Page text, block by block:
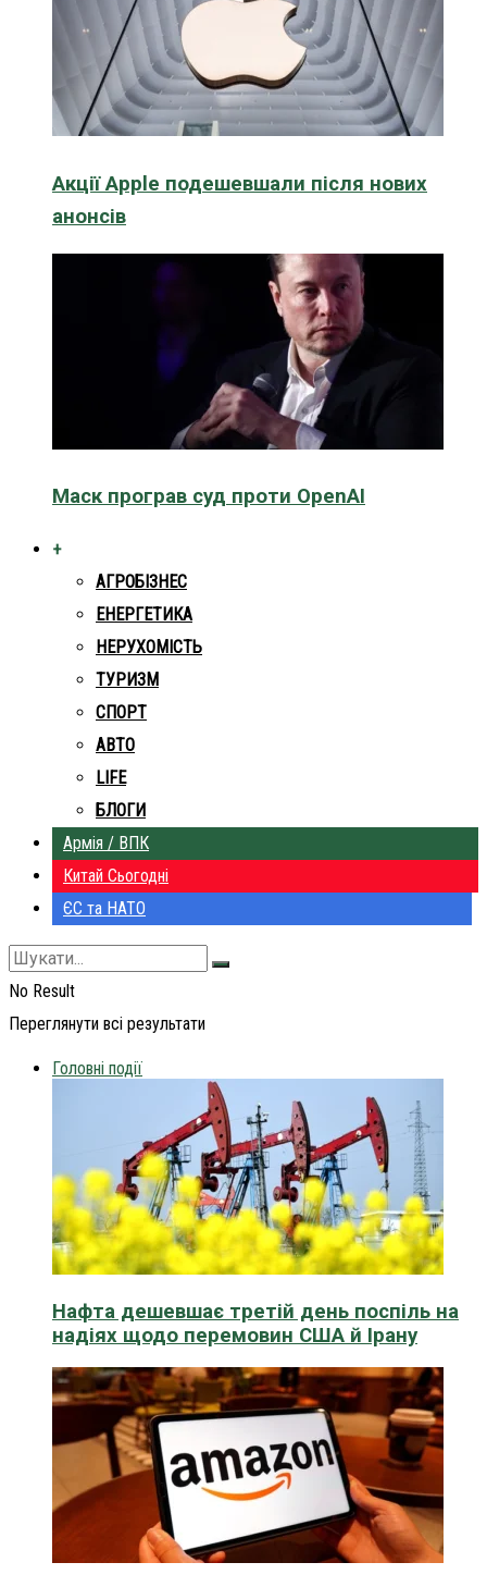
Акції Apple подешевшали після нових
анонсів
Маск програв суд проти OpenAI
+
АГРОБІЗНЕС
ЕНЕРГЕТИКА
НЕРУХОМІСТЬ
ТУРИЗМ
СПОРТ
АВТО
LIFE
БЛОГИ
Армія / ВПК
Китай Сьогодні
ЄС та НАТО
No Result
Переглянути всі результати
Головні події
Нафта дешевшає третій день поспіль на
надіях щодо перемовин США й Ірану